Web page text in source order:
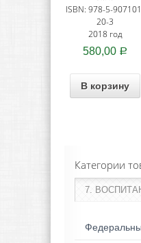
ISBN: 978-5-
20-3
2018 год
580,00 Р
В корзину
Категории